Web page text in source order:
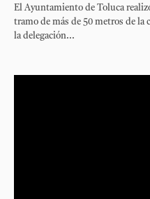
El Ayuntamiento de Toluca
tramo de más de 50 metros de
la delegación...